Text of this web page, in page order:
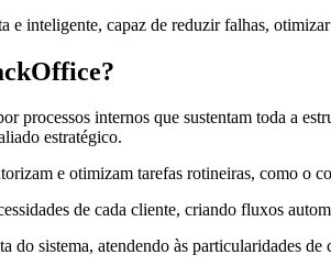
inteligente, capaz de reduzir falhas,
processos internos que sustentam toda a
estratégico.
e otimizam tarefas rotineiras, como o
de cada cliente, criando fluxos
sistema, atendendo às particularidades